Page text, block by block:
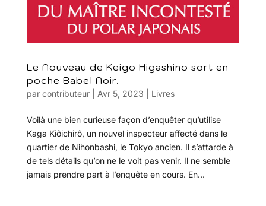
Le Nouveau de Keigo Higashino sort en
poche Babel Noir.
par contributeur| Avr 5, 2023 Livres
Voilà une bien curieuse façon d’enquêter qu’utilise
Kaga Kiôichirô, un nouvel inspecteur affecté dans le
quartier de Nihonbashi, le Tokyo ancien. Il s’attarde à
de tels détails qu’on ne le voit pas venir. Il ne semble
jamais prendre part à l’enquête en cours. En...